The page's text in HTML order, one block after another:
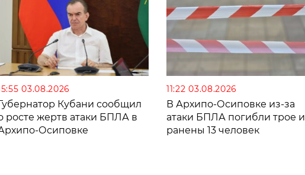
03.08.2026
Кубани сообщил
росте жертв атаки БПЛА в
Осиповке
11:22 03.08.2026
В Архипо-Осиповке из-за
атаки БПЛА погибли трое и
ранены 13 человек